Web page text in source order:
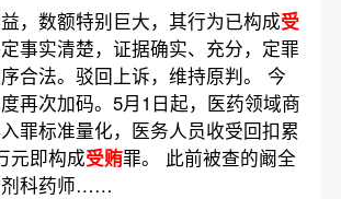
，数额特别巨大，其行为已构成受
事实清楚，证据确实、充分，定罪
合法。驳回上诉，维持原判。 今
再次加码。5月1日起，医药领域商
罪标准量化，医务人员收受回扣累
元‌即构成受贿罪。 此前被查的阚全
剂科药师……